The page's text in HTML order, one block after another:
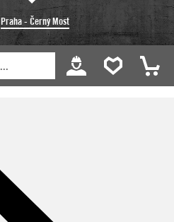
Praha - Černý Most